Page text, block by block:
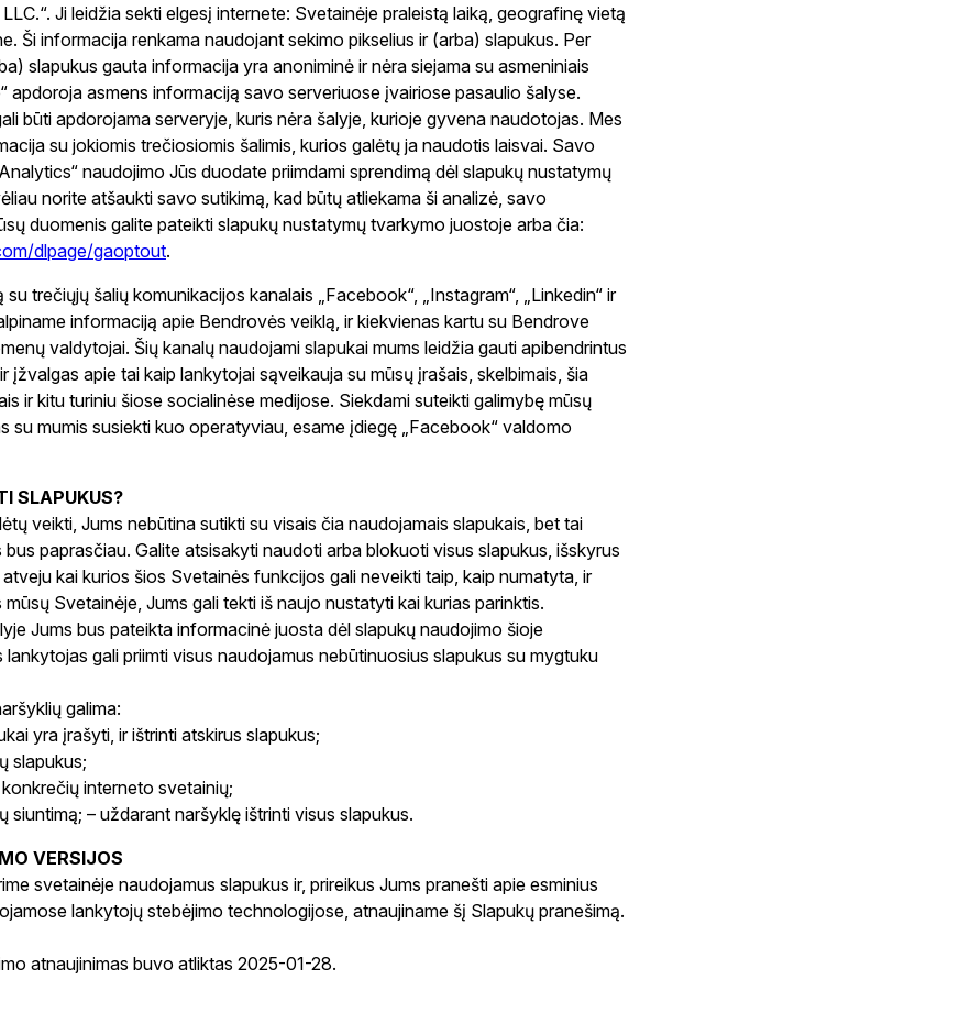
Ji leidžia sekti elgesį internete: Svetainėje praleistą laiką, geografinę vietą
Ši informacija renkama naudojant sekimo pikselius ir (arba) slapukus. Per
slapukus gauta informacija yra anoniminė ir nėra siejama su asmeniniais
apdoroja asmens informaciją savo serveriuose įvairiose pasaulio šalyse.
būti apdorojama serveryje, kuris nėra šalyje, kurioje gyvena naudotojas. Mes
su jokiomis trečiosiomis šalimis, kurios galėtų ja naudotis laisvai. Savo
naudojimo Jūs duodate priimdami sprendimą dėl slapukų nustatymų
norite atšaukti savo sutikimą, kad būtų atliekama ši analizė, savo
duomenis galite pateikti slapukų nustatymų tvarkymo juostoje arba čia:
dlpage/gaoptout.
trečiųjų šalių komunikacijos kanalais „Facebook“, „Instagram“, „Linkedin“ ir
informaciją apie Bendrovės veiklą, ir kiekvienas kartu su Bendrove
valdytojai. Šių kanalų naudojami slapukai mums leidžia gauti apibendrintus
įžvalgas apie tai kaip lankytojai sąveikauja su mūsų įrašais, skelbimais, šia
ir kitu turiniu šiose socialinėse medijose. Siekdami suteikti galimybę mūsų
su mumis susiekti kuo operatyviau, esame įdiegę „Facebook“ valdomo
SLAPUKUS?
veikti, Jums nebūtina sutikti su visais čia naudojamais slapukais, bet tai
paprasčiau. Galite atsisakyti naudoti arba blokuoti visus slapukus, išskyrus
kai kurios šios Svetainės funkcijos gali neveikti taip, kaip numatyta, ir
Svetainėje, Jums gali tekti iš naujo nustatyti kai kurias parinktis.
Jums bus pateikta informacinė juosta dėl slapukų naudojimo šioje
gali priimti visus naudojamus nebūtinuosius slapukus su mygtuku
galima:
yra įrašyti, ir ištrinti atskirus slapukus;
slapukus;
interneto svetainių;
siuntimą; – uždarant naršyklę ištrinti visus slapukus.
VERSIJOS
svetainėje naudojamus slapukus ir, prireikus Jums pranešti apie esminius
lankytojų stebėjimo technologijose, atnaujiname šį Slapukų pranešimą.
atnaujinimas buvo atliktas 2025-01-28.